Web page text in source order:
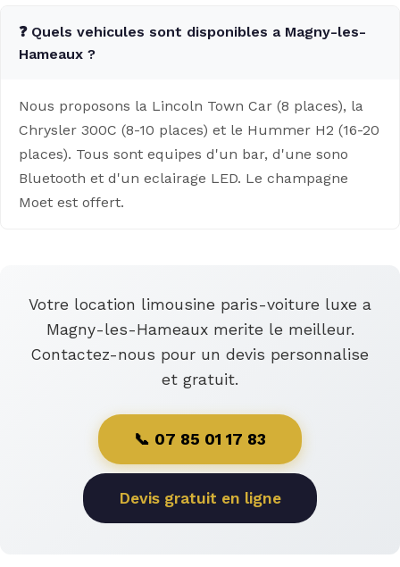
❓ Quels vehicules sont disponibles a Magny-les-
Hameaux ?
Nous proposons la Lincoln Town Car (8 places), la
Chrysler 300C (8-10 places) et le Hummer H2 (16-20
places). Tous sont equipes d'un bar, d'une sono
Bluetooth et d'un eclairage LED. Le champagne
Moet est offert.
Votre location limousine paris-voiture luxe a
Magny-les-Hameaux merite le meilleur.
Contactez-nous pour un devis personnalise
et gratuit.
📞 07 85 01 17 83
Devis gratuit en ligne